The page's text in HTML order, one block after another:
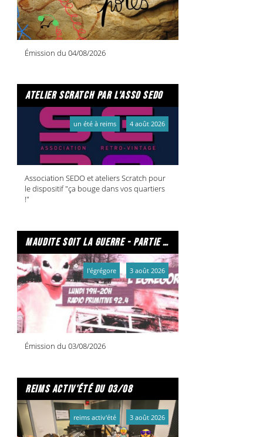
Émission du 04/08/2026
atelier scratch par l'asso sedo
Association SEDO et ateliers Scratch pour
le dispositif "ça bouge dans vos quartiers
!"
un été à reims 4 août 2026
maudite soit la guerre - partie 2/2
Émission du 03/08/2026
l'égrégore 3 août 2026
reims activ'été du 03/08
reims activ'été 3 août 2026